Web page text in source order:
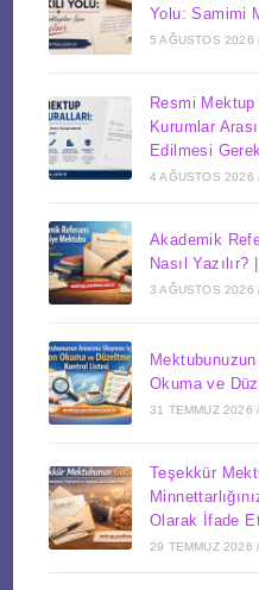
Yolu: Samimi
5 AĞUSTOS 2026
Resmi
Kurumlar
Edilmesi
4 AĞUSTOS 2026
Akademik
Nasıl
3 AĞUSTOS 2026
Okuma ve
31 TEMMUZ 2026 /
Teşekkür
Olarak İfade
29 TEMMUZ 2026 /